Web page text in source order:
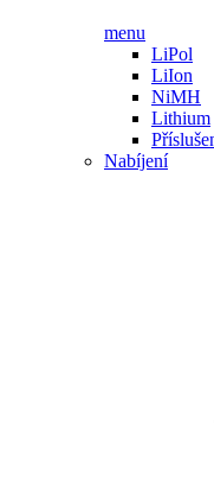
menu
LiPol
LiIon
NiMH
Lithium
Nabíjení